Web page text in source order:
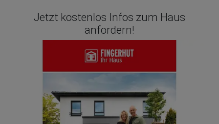
Jetzt kostenlos Infos zum Haus
anfordern!